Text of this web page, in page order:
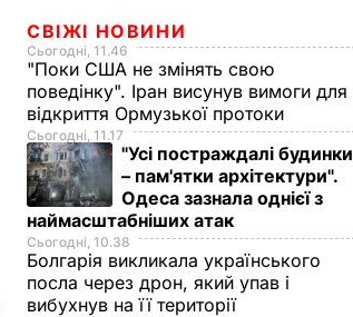
СВІЖІ НОВИНИ
Сьогодні, 11.46
"Поки США не змінять свою
поведінку". Іран висунув вимоги для
відкриття Ормузької протоки
Сьогодні, 11.17
"Усі постраждалі будинки
– пам'ятки архітектури".
Одеса зазнала однієї з
наймасштабніших атак
Сьогодні, 10.38
Болгарія викликала українського
посла через дрон, який упав і
вибухнув на її території